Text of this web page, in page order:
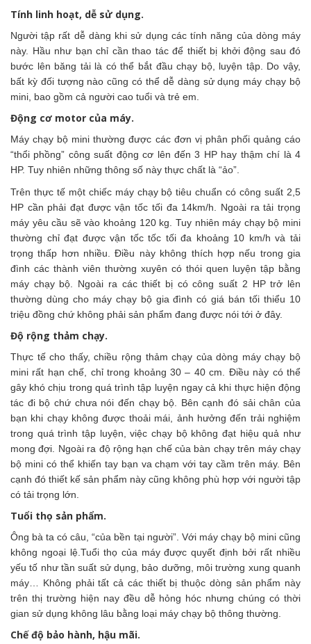
Tính linh hoạt, dễ sử dụng.
Người tập rất dễ dàng khi sử dụng các tính năng của dòng máy
này. Hầu như bạn chỉ cần thao tác để thiết bị khởi động sau đó
bước lên băng tải là có thể bắt đầu chạy bộ, luyện tập. Do vậy,
bất kỳ đối tượng nào cũng có thể dễ dàng sử dụng máy chạy bộ
mini, bao gồm cả người cao tuổi và trẻ em.
Động cơ motor của máy.
Máy chạy bộ mini thường được các đơn vị phân phối quảng cáo
“thổi phồng” công suất động cơ lên đến 3 HP hay thậm chí là 4
HP. Tuy nhiên những thông số này thực chất là “ảo”.
Trên thực tế một chiếc máy chạy bộ tiêu chuẩn có công suất 2,5
HP cần phải đạt được vận tốc tối đa 14km/h. Ngoài ra tải trọng
máy yêu cầu sẽ vào khoảng 120 kg. Tuy nhiên máy chạy bộ mini
thường chỉ đạt được vận tốc tốc tối đa khoảng 10 km/h và tải
trọng thấp hơn nhiều. Điều này không thích hợp nếu trong gia
đình các thành viên thường xuyên có thói quen luyện tập bằng
máy chạy bộ. Ngoài ra các thiết bị có công suất 2 HP trở lên
thường dùng cho máy chạy bộ gia đình có giá bán tối thiểu 10
triệu đồng chứ không phải sản phẩm đang được nói tới ở đây.
Độ rộng thảm chạy.
Thực tế cho thấy, chiều rộng thảm chạy của dòng máy chạy bộ
mini rất hạn chế, chỉ trong khoảng 30 – 40 cm. Điều này có thể
gây khó chịu trong quá trình tập luyện ngay cả khi thực hiện động
tác đi bộ chứ chưa nói đến chạy bộ. Bên cạnh đó sải chân của
bạn khi chạy không được thoải mái, ảnh hưởng đến trải nghiệm
trong quá trình tập luyện, việc chạy bộ không đạt hiệu quả như
mong đợi. Ngoài ra độ rộng hạn chế của bàn chạy trên máy chạy
bộ mini có thể khiến tay bạn va chạm với tay cầm trên máy. Bên
cạnh đó thiết kế sản phẩm này cũng không phù hợp với người tập
có tải trọng lớn.
Tuổi thọ sản phẩm.
Ông bà ta có câu, “của bền tại người”. Với máy chạy bộ mini cũng
không ngoại lệ.Tuổi thọ của máy được quyết định bởi rất nhiều
yếu tố như tần suất sử dụng, bảo dưỡng, môi trường xung quanh
máy… Không phải tất cả các thiết bị thuộc dòng sản phẩm này
trên thị trường hiện nay đều dễ hỏng hóc nhưng chúng có thời
gian sử dụng không lâu bằng loại máy chạy bộ thông thường.
Chế độ bảo hành, hậu mãi.